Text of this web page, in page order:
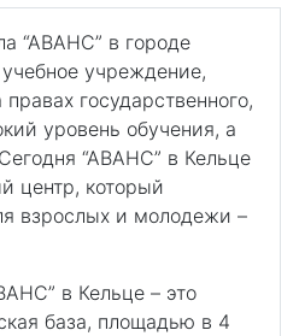
“АВАНС” в городе
учреждение,
государственного,
уровень обучения, а
“АВАНС” в Кельце
центр, который
взрослых и молодежи –
в Кельце – это
база, площадью в 4